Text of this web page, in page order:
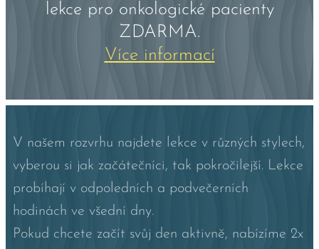
lekce pro onkologické pacienty
ZDARMA.
Více informací
V našem rozvrhu najdete lekce v různých stylech,
vyberou si jak začátečníci, tak pokročilejší. Lekce
probíhají v odpoledních a podvečerních
hodinách ve všední dny.
Pokud chcete začít svůj den aktivně, nabízíme 2x